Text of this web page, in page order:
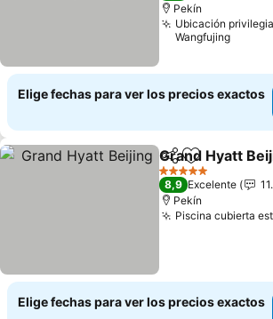
Pekín
Ubicación
Wangfujing
Elige fechas para ver los precios exactos
CompartirAgregar a
Grand Hyatt
5 Estrellas
8,9 Excelente
Pekín
Piscina cubierta
Elige fechas para ver los precios exactos